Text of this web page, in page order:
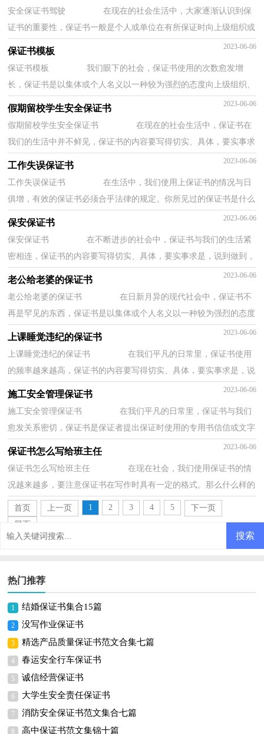
安全保证书驾驶 在现在的社会生活中，大家逐渐认识到保
证书的重要性，保证书一般是个人或单位在有所保证时向上级组织或
集体发出的一种文书。写起保证书来就毫无...
保证书模板 2023-06-06
保证书模板 我们眼下的社会，保证书使用的次数愈发增
长，保证书是以集体或个人名义以一种较为强烈的态度向上级组织、
领导或个人表决心下保证时所使用的一种书信...
假期留校学生安全保证书 2023-06-06
假期留校学生安全保证书 在现在的社会生活中，保证书在
我们的生活中并不鲜见，保证书的内容要写得切实、具体，要实事求
是，说到做到，不能说过头话。那么保证书应该怎...
工作失误保证书 2023-06-06
工作失误保证书 在生活中，我们使用上保证书的情况与日
俱增，有效的保证书必须合乎法律的规定。你所见过的保证书是什么
样的呢？下面是小编为大家收集的工作失误保...
保安保证书 2023-06-06
保安保证书 在不断进步的社会中，保证书与我们的生活紧
密相连，保证书的内容要写得切实、具体，要实事求是，说到做到，
不能说过头话。那么，保证书到底怎么写才合适呢？下...
老公给老婆的保证书 2023-06-06
老公给老婆的保证书 在日新月异的现代社会中，保证书不
再是罕见的东西，保证书是以集体或个人名义以一种较为强烈的态度
向上级组织、领导或个人表决心下保证时所...
上课睡觉违纪的保证书 2023-06-06
上课睡觉违纪的保证书 在我们平凡的日常里，保证书使用
的频率越来越高，保证书的内容要写得切实、具体，要实事求是，说
到做到，不能说过头话。你还在对写保证书感到一...
施工安全管理保证书 2023-06-06
施工安全管理保证书 在我们平凡的日常里，保证书与我们
愈发关系密切，保证书是保证者提出保证时使用的专用书信信或文字
材料。你所见过的保证书是什么样的呢？以下...
保证书怎么写给班主任 2023-06-06
保证书怎么写给班主任 在现在社会，我们使用保证书的情
况越来越多，要注意保证书在写作时具有一定的格式。那么什么样的
保证书才是有效的呢？以下是小编帮大家整理...
首页 上一页 1 2 3 4 5
下一页
尾页
热门推荐
1 结婚保证书集合15篇
2 没写作业保证书
3 精选产品质量保证书范文合集七篇
4 春运安全行车保证书
5 诚信经营保证书
6 大学生安全责任保证书
7 消防安全保证书范文集合七篇
8 高中保证书范文集锦十篇